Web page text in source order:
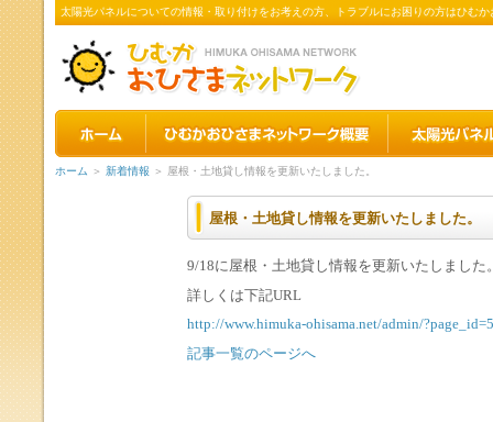
太陽光パネルについての情報・取り付けをお考えの方、トラブルにお困りの方はひむ
ホーム ＞ 新着情報 ＞ 屋根・土地貸し情報を更新いたしました。
屋根・土地貸し情報を更新いたしました。
9/18に屋根・土地貸し情報を更新いたしました
詳しくは下記URL
http://www.himuka-ohisama.net/admin/
記事一覧のページへ